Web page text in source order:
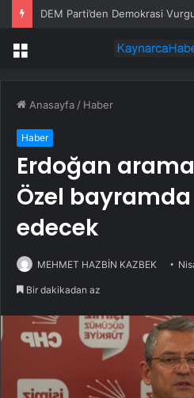
DEM Parti’den Demokrasi
Menü
Anasayfa / Haber
Haber
Erdoğan
Özel
edecek
MEHMET HAZBİN KAZBEK
Bir dakikadan az